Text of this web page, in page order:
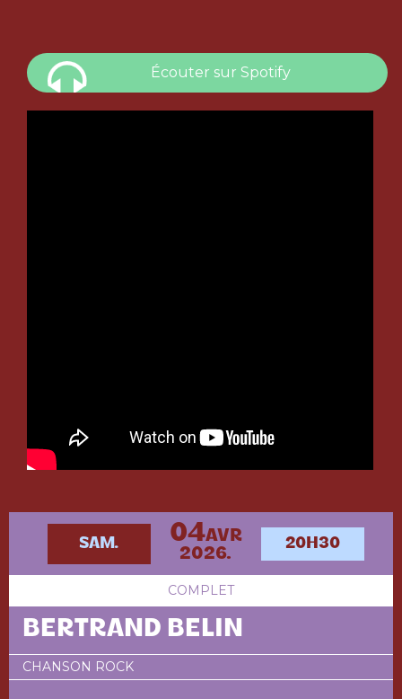
Écouter sur Spotify
SAM. 04AVR
2026.
20H30
COMPLET
BERTRAND BELIN
CHANSON ROCK